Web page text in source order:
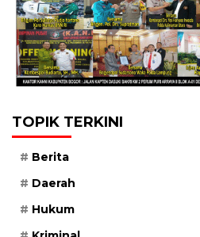
TOPIK TERKINI
Berita
Daerah
Hukum